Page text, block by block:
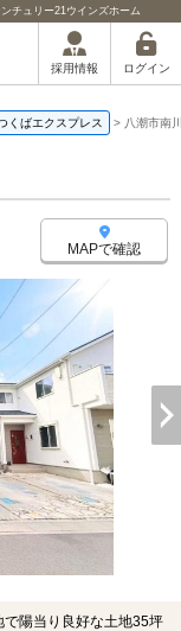
チュリー21ウインズホーム
採用情報 ログイン
くばエクスプレス > 八潮市南
MAPで確認
陽当り良好な土地35坪